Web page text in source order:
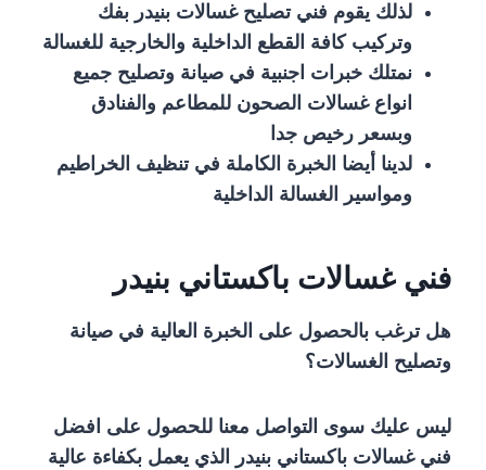
لذلك يقوم فني تصليح غسالات بنيدر بفك
وتركيب كافة القطع الداخلية والخارجية للغسالة
نمتلك خبرات اجنبية في صيانة وتصليح جميع
انواع غسالات الصحون للمطاعم والفنادق
وبسعر رخيص جدا
لدينا أيضا الخبرة الكاملة في تنظيف الخراطيم
ومواسير الغسالة الداخلية
فني غسالات باكستاني بنيدر
هل ترغب بالحصول على الخبرة العالية في صيانة
وتصليح الغسالات؟
ليس عليك سوى التواصل معنا للحصول على افضل
فني غسالات باكستاني بنيدر الذي يعمل بكفاءة عالية